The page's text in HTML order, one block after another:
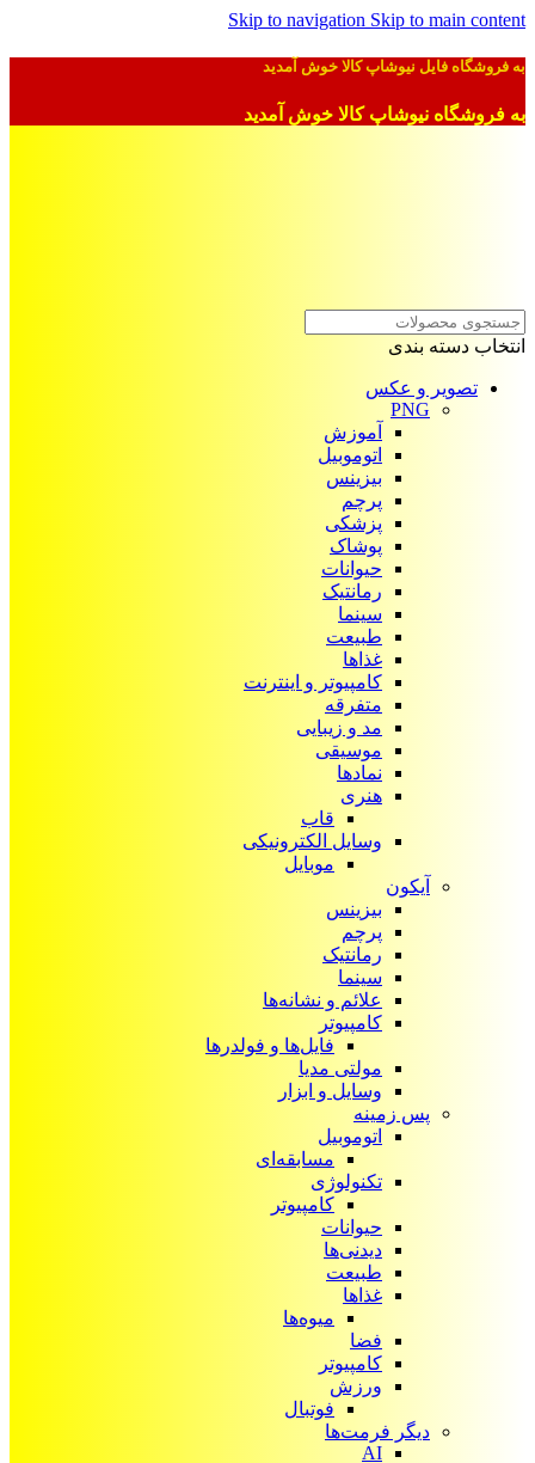
Skip to navigation Skip to main content
به فروشگاه فایل نیوشاپ کالا خوش آمدید
به فروشگاه نیوشاپ کالا خوش آمدید
انتخاب دسته بندی
تصویر و عکس
PNG
آموزش
اتوموبیل
بیزینس
پرچم
پزشکی
پوشاک
حیوانات
رمانتیک
سینما
طبیعت
غذاها
کامپیوتر و اینترنت
متفرقه
مد و زیبایی
موسیقی
نمادها
هنری
قاب
وسایل الکترونیکی
موبایل
آیکون‌
بیزینس
پرچم
رمانتیک
سینما
علائم و نشانه‌ها
کامپیوتر
فایل‌ها و فولدرها
مولتی مدیا
وسایل و ابزار
پس زمینه
اتوموبیل
مسابقه‌ای
تکنولوژی
کامپیوتر
حیوانات
دیدنی‌ها
طبیعت
غذاها
میوه‌ها
فضا
کامپیوتر
ورزش
فوتبال
دیگر فرمت‌ها
AI